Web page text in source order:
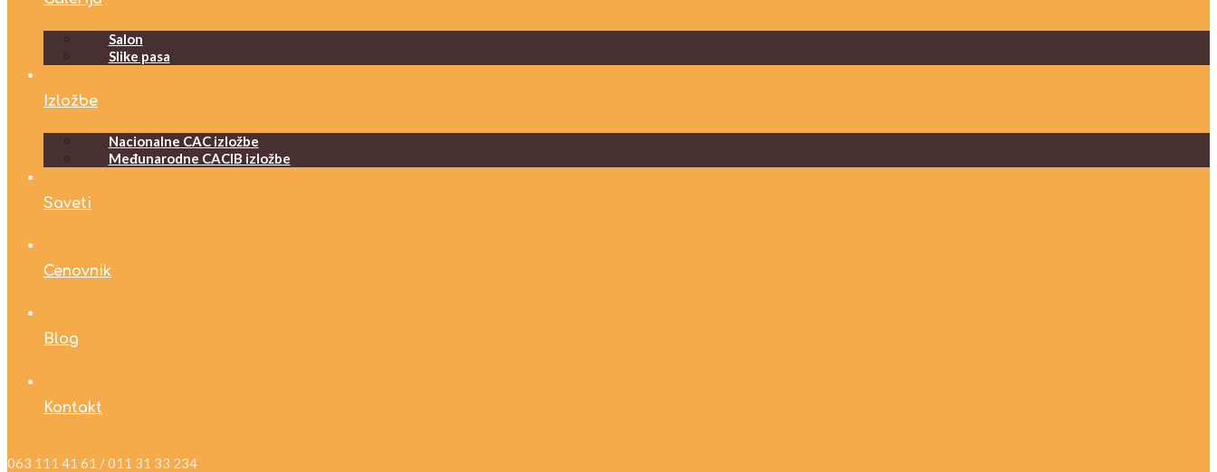
Salon
Slike pasa
Izložbe
Nacionalne CAC izložbe
Međunarodne CACIB izložbe
Saveti
Cenovnik
Blog
Kontakt
063 111 41 61 / 011 31 33 234